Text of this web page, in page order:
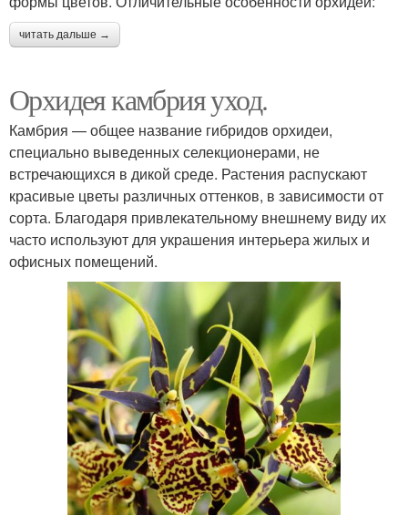
читать дальше →
Орхидея камбрия уход.
Камбрия — общее название гибридов орхидеи,
специально выведенных селекционерами, не
встречающихся в дикой среде. Растения распускают
красивые цветы различных оттенков, в зависимости от
сорта. Благодаря привлекательному внешнему виду их
часто используют для украшения интерьера жилых и
офисных помещений.